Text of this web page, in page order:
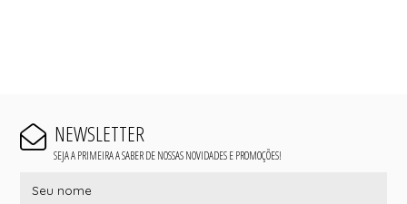
NEWSLETTER
SEJA A PRIMEIRA A SABER DE NOSSAS NOVIDADES E PROMOÇÕES!